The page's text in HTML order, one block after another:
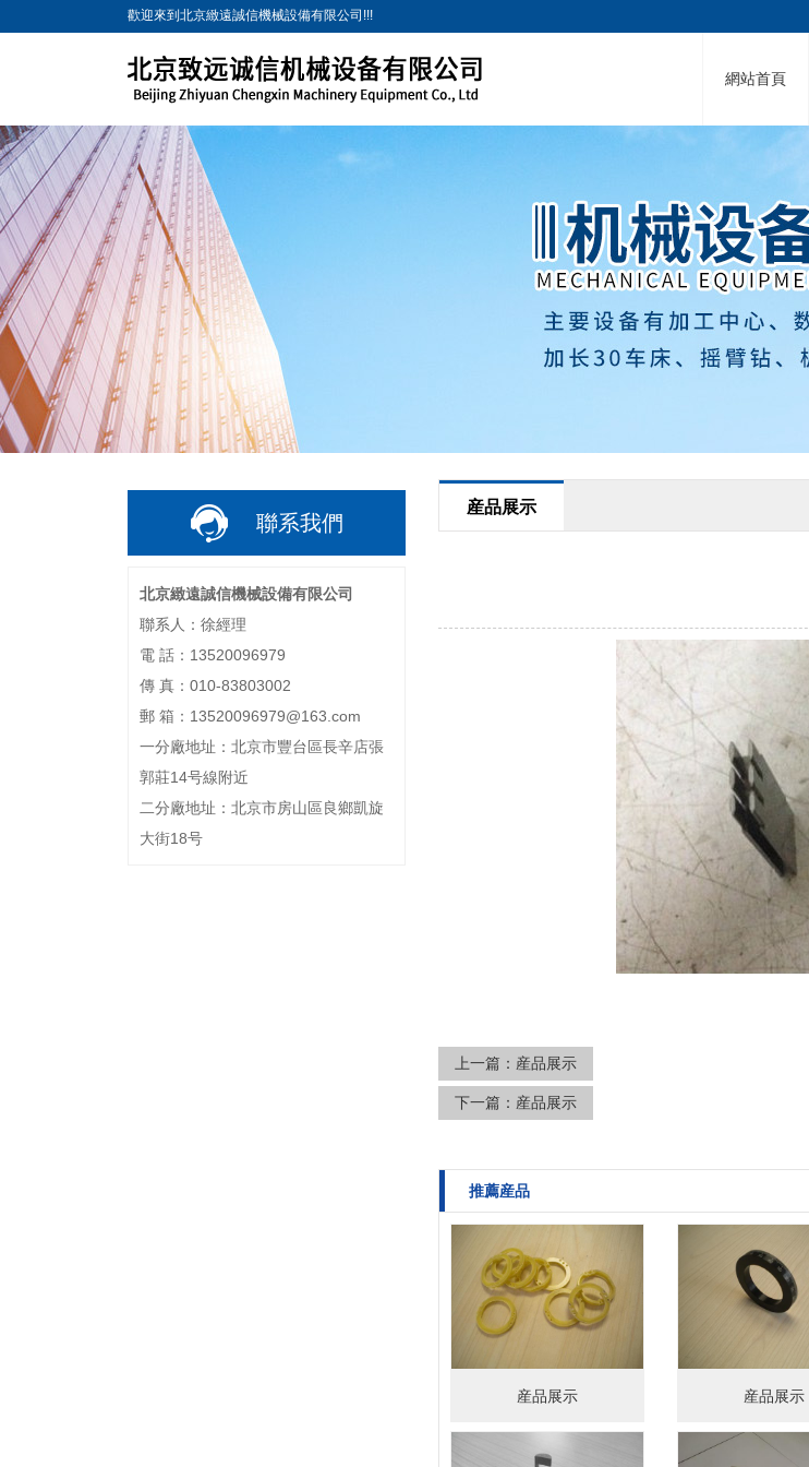
歡迎來到北京緻遠誠信機械設備有限公司!!!
網站首頁
聯系我們
北京緻遠誠信機械設備有限公司
聯系人：徐經理
電 話：13520096979
傳 真：010-83803002
郵 箱：13520096979@163.com
一分廠地址：北京市豐台區長辛店張
郭莊14号線附近
二分廠地址：北京市房山區良鄉凱旋
大街18号
産品展示
上一篇： 産品展示
下一篇： 産品展示
推薦産品
産品展示 産品展示